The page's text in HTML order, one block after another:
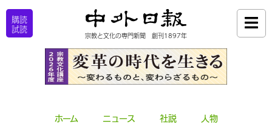
購読
試読
宗教と文化の専門新聞 創刊1897年
ホーム ニュース 社説 人物